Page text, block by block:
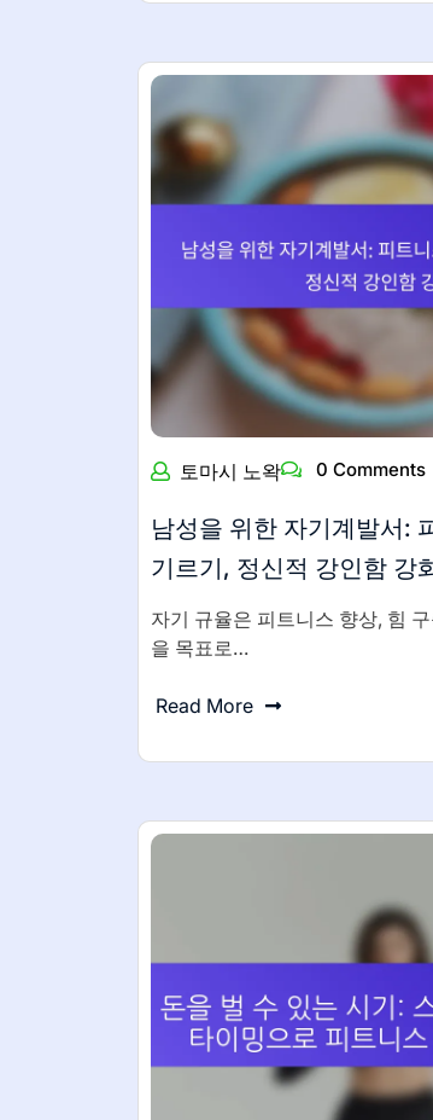
토마시 노왁 0 Comments
남성을 위한 자기계발서:
기르기, 정신적 강인함 강
자기 규율은 피트니스 향상, 힘
을 목표로…
Read More